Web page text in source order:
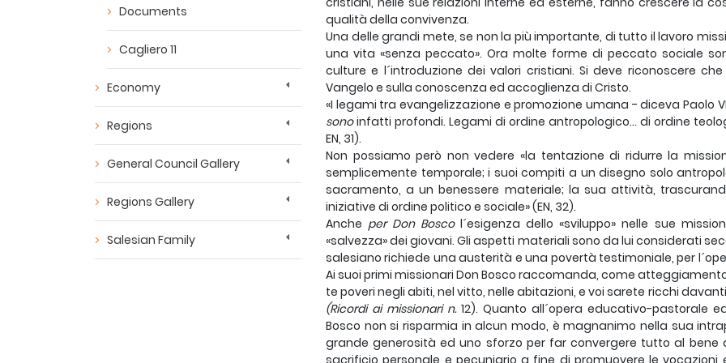
Documents
Cagliero 11
Economy
Regions
General Council Gallery
Regions Gallery
Salesian Family
qualità della convivenza.
Una delle grandi mete, se non la più importante, di tutto il lavo­ro
una vita «senza peccato». Ora molte forme di peccato sociale
culture e l´introduzione dei valori cristiani. Si deve riconoscere
Vangelo e sulla conoscenza ed accoglienza di Cristo.
«I legami tra evangelizzazione e promozione umana - diceva Paolo
sonoinfatti profondi. Legami di ordine antropologico... di ordine
EN, 31).
Non possiamo però non vedere «la tentazione di ridurre la
semplicemente temporale; i suoi compiti a un disegno solo
sacramento, a un benessere materiale; la sua attività,
iniziative di ordine politico e sociale» (EN, 32).
Ancheper Don Boscol´esigenza dello «sviluppo» nelle sue
«salvezza» dei gio­vani. Gli aspetti materiali sono da lui considerati
salesiano richiede una austerità e una povertà testimoniale, per
Ai suoi primi missionari Don Bosco raccomanda, come
te poveri negli abiti, nel vitto, nelle abitazioni, e voi sarete ricchi
(Ricordi ai missionari n. 12). Quanto all´opera educativo-pastorale
Bosco non si risparmia in al­cun modo, è magnanimo nella sua
grande generosità ed uno sforzo per far con­vergere tutto al bene